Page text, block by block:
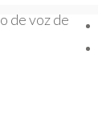
de voz de